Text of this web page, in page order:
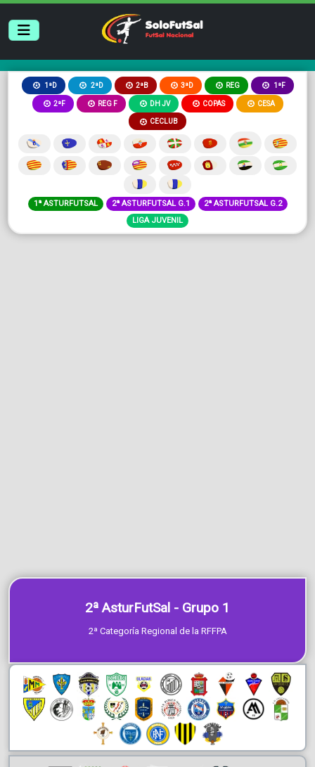
1ªD 2ªD 2ªB 3ªD REG 1ªF
2ªF REG F DH JV COPAS CESA
CECLUB
1ª ASTURFUTSAL 2ª ASTURFUTSAL G.1
2ª ASTURFUTSAL G.2
LIGA JUVENIL
2ª AsturFutSal - Grupo 1
2ª Categoría Regional de la RFFPA